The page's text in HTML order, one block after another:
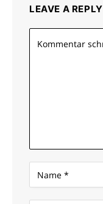
LEAVE A REPLY